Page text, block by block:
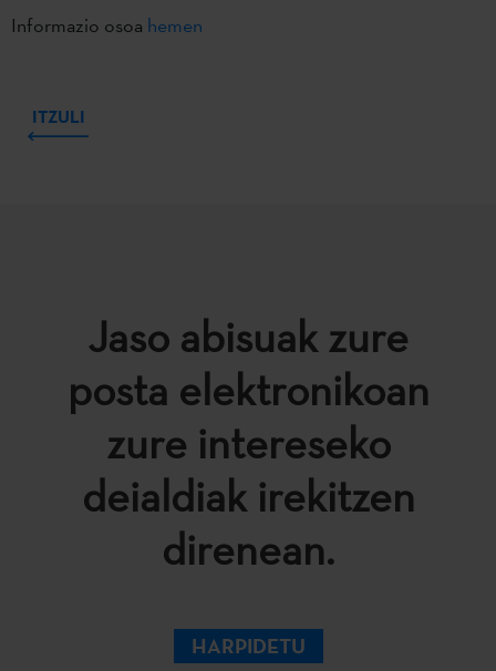
Informazio osoa hemen
ITZULI
Jaso abisuak zure
posta elektronikoan
zure intereseko
deialdiak irekitzen
direnean.
HARPIDETU